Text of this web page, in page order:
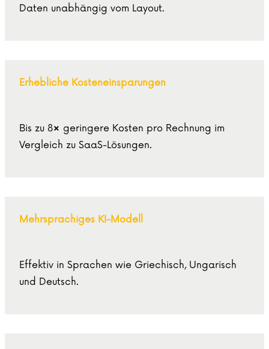
Daten unabhängig vom Layout.
Erhebliche Kosteneinsparungen
Bis zu 8× geringere Kosten pro Rechnung im
Vergleich zu SaaS-Lösungen.
Mehrsprachiges KI-Modell
Effektiv in Sprachen wie Griechisch, Ungarisch
und Deutsch.